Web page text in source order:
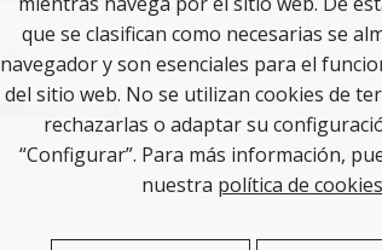
Consultar
que se clasifican como necesarias se
navegador y son esenciales para el
del sitio web. No se utilizan cookies de
rechazarlas o adaptar su
“Configurar”. Para más información,
nuestra política de